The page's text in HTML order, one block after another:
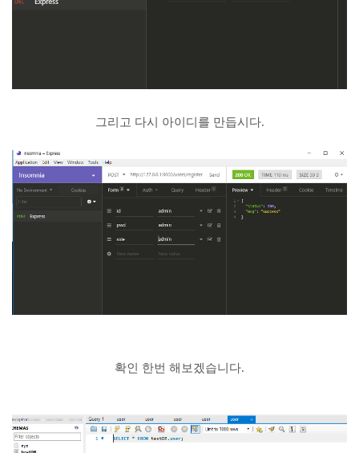
그리고 다시 아이디를 만듭시다.
확인 한번 해보겠습니다.